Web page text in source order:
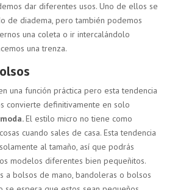
dar diferentes usos. Uno de ellos se
de diadema, pero también podemos
una coleta o ir intercalándolo
una trenza.
una función práctica pero esta tendencia
convierte definitivamente en solo
El estilo micro no tiene como
cuando sales de casa. Esta tendencia
al tamaño, así que podrás
modelos diferentes bien pequeñitos.
a bolsos de mano, bandoleras o bolsos